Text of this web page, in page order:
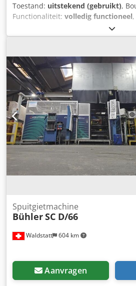
Toestand: uitstekend (gebruikt),
Functionaliteit: volledig functioneel,
10306675
driefasig, ingangsspanning:400 V,
,
gietmachine Fabrikant: Bühler,
1999 Serienummer: 10306675 max.
Cycletijd 30 s Gietzuigersnelheid
Aclek Incl. vormspuitinstallatie
Incl. warmhoudoven Westomat
uitneemrobot ABB IRS5 45kg
Waldstatt 604 km
Spuitgietmachine
BühlerSC D/66
Aanvragen